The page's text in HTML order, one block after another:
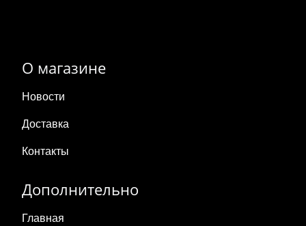
О магазине
Новости
Доставка
Контакты
Дополнительно
Главная